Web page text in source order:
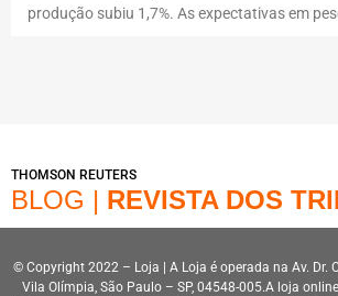
produção subiu 1,7%. As expectativas em
THOMSON REUTERS
BLOG | REVISTA DOS
© Copyright 2022 – Loja | A Loja é operada na Av. Dr.
Vila Olímpia, São Paulo – SP, 04548-005.A loja